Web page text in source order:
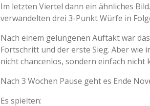
Im letzten Viertel dann ein ähnliches
verwandelten drei 3-Punkt Würfe in
Nach einem gelungenen Auftakt war
Fortschritt und der erste Sieg. Aber wie
nicht chancenlos, sondern einfach nicht
Nach 3 Wochen Pause geht es Ende
Es spielten: